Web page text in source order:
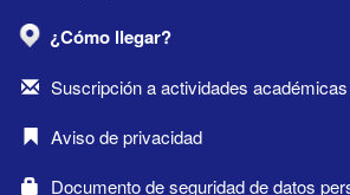
¿Cómo llegar?
Suscripción a actividades académicas
Aviso de privacidad
Documento de seguridad de datos